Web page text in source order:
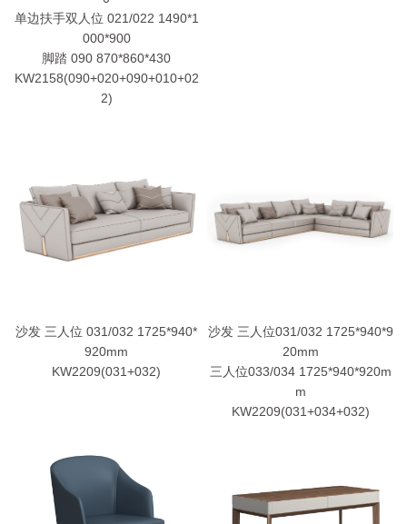
单边扶手双人位 021/022 1490*1
000*900
脚踏 090 870*860*430
KW2158(090+020+090+010+02
2)
沙发 三人位 031/032 1725*940*
920mm
KW2209(031+032)
沙发 三人位031/032 1725*940*9
20mm
三人位033/034 1725*940*920m
m
KW2209(031+034+032)